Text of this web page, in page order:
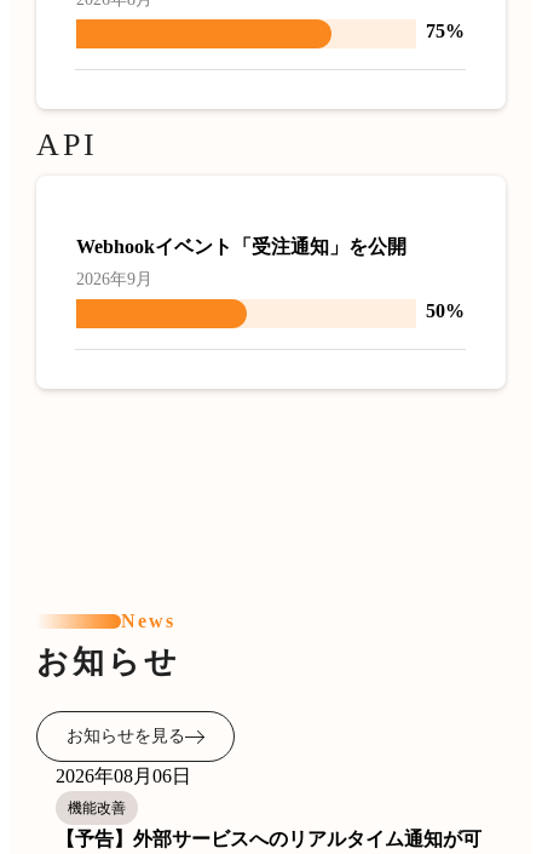
75%
API
Webhookイベント「受注通知」を公開
2026年9月
50%
News
お知らせ
お知らせを見る
2026年08月06日
機能改善
【予告】外部サービスへのリアルタイム通知が可